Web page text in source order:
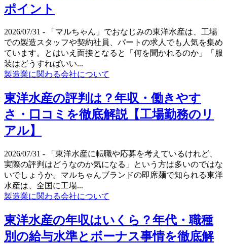
ポイント
2026/07/31 - 「マルちゃん」でおなじみの東洋水産は、工場
での製造スタッフや契約社員、パートの求人でも人気を集め
ています。とはいえ面接となると「何を聞かれるのか」「服
装はどうすればいい...
製造業に関わる会社について
東洋水産の評判は？年収・働きやす
さ・口コミを徹底解説【工場勤務のリ
アル】
2026/07/31 - 「東洋水産に転職や応募を考えているけれど、
実際の評判はどうなのか気になる」という方は多いのではな
いでしょうか。マルちゃんブランドの即席麺で知られる東洋
水産は、全国に工場...
製造業に関わる会社について
東洋水産の年収はいくら？年代・職種
別の給与水準とボーナス事情を徹底解